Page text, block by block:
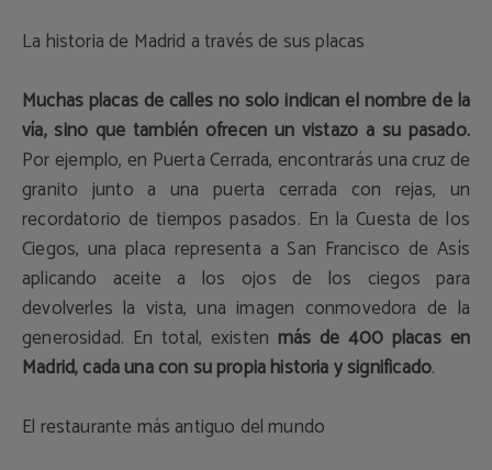
La historia de Madrid a través de sus placas
Muchas placas de calles no solo indican el nombre de la
vía, sino que también ofrecen un vistazo a su pasado.
Por ejemplo, en Puerta Cerrada, encontrarás una cruz de
granito junto a una puerta cerrada con rejas, un
recordatorio de tiempos pasados. En la Cuesta de los
Ciegos, una placa representa a San Francisco de Asís
aplicando aceite a los ojos de los ciegos para
devolverles la vista, una imagen conmovedora de la
generosidad. En total, existen más de 400 placas en
Madrid, cada una con su propia historia y significado.
El restaurante más antiguo del mundo